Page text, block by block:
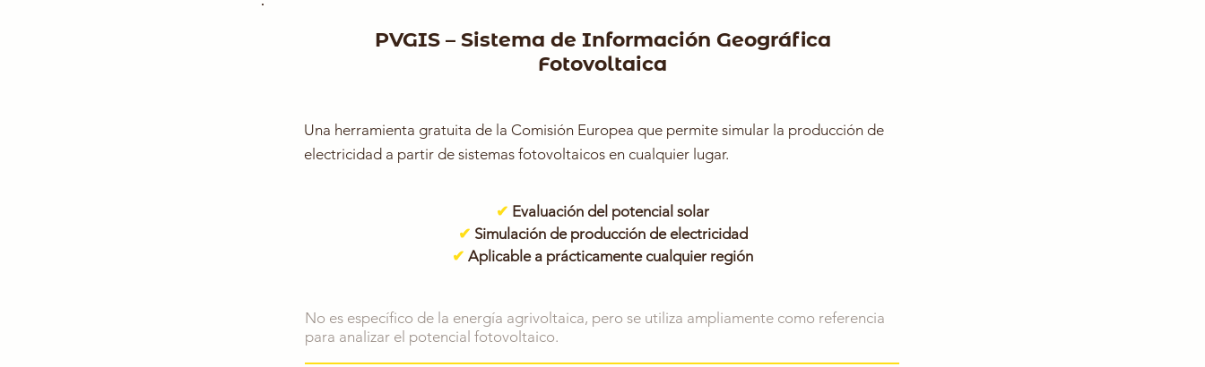
PVGIS – Sistema de Información Geográfica
Fotovoltaica
Una herramienta gratuita de la Comisión Europea que permite simular la producción de
electricidad a partir de sistemas fotovoltaicos en cualquier lugar.
✔ Evaluación del potencial solar
✔ Simulación de producción de electricidad
✔ Aplicable a prácticamente cualquier región
No es específico de la energía agrivoltaica, pero se utiliza ampliamente como referencia
para analizar el potencial fotovoltaico.